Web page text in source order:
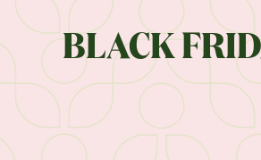
BLACK